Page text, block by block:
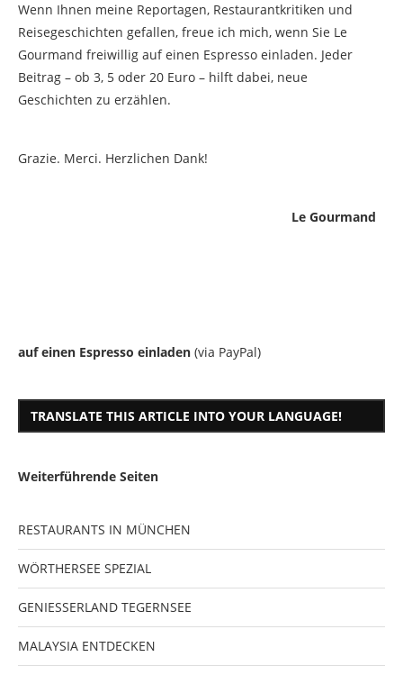
Wenn Ihnen meine Reportagen, Restaurantkritiken und
Reisegeschichten gefallen, freue ich mich, wenn Sie Le
Gourmand freiwillig auf einen Espresso einladen. Jeder
Beitrag – ob 3, 5 oder 20 Euro – hilft dabei, neue
Geschichten zu erzählen.
Grazie. Merci. Herzlichen Dank!
Le Gourmand
auf einen Espresso einladen (via PayPal)
TRANSLATE THIS ARTICLE INTO YOUR LANGUAGE!
Weiterführende Seiten
RESTAURANTS IN MÜNCHEN
WÖRTHERSEE SPEZIAL
GENIESSERLAND TEGERNSEE
MALAYSIA ENTDECKEN